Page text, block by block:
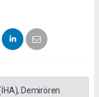
Demirören